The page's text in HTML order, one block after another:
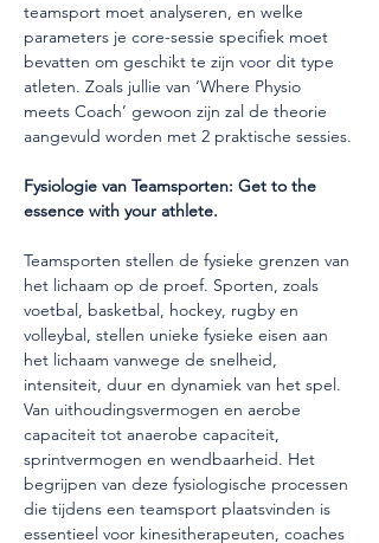
teamsport moet analyseren, en welke
parameters je core-sessie specifiek moet
bevatten om geschikt te zijn voor dit type
atleten. Zoals jullie van ‘Where Physio
meets Coach’ gewoon zijn zal de theorie
aangevuld worden met 2 praktische sessies.
Fysiologie van Teamsporten: Get to the
essence with your athlete.
Teamsporten stellen de fysieke grenzen van
het lichaam op de proef. Sporten, zoals
voetbal, basketbal, hockey, rugby en
volleybal, stellen unieke fysieke eisen aan
het lichaam vanwege de snelheid,
intensiteit, duur en dynamiek van het spel.
Van uithoudingsvermogen en aerobe
capaciteit tot anaerobe capaciteit,
sprintvermogen en wendbaarheid. Het
begrijpen van deze fysiologische processen
die tijdens een teamsport plaatsvinden is
essentieel voor kinesitherapeuten, coaches